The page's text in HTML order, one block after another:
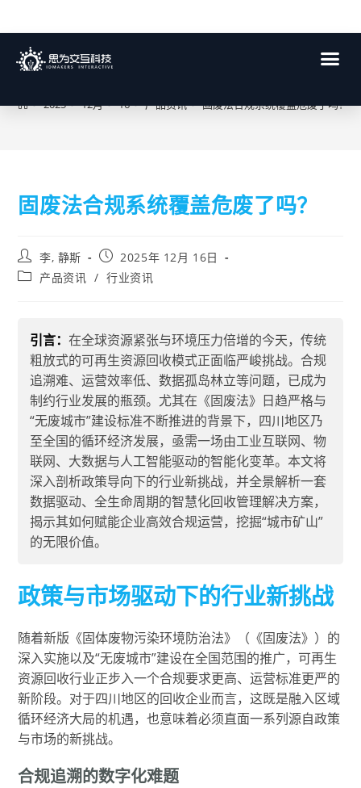
博客
> 2025 > 12月 > 16 > 产品资讯 > 固废法合规系统覆盖危废了吗？
固废法合规系统覆盖危废了吗？
李, 静斯
2025年 12月 16日
产品资讯 / 行业资讯
引言：在全球资源紧张与环境压力倍增的今天，传统
粗放式的可再生资源回收模式正面临严峻挑战。合规
追溯难、运营效率低、数据孤岛林立等问题，已成为
制约行业发展的瓶颈。尤其在《固废法》日趋严格与
“无废城市”建设标准不断推进的背景下，四川地区乃
至全国的循环经济发展，亟需一场由工业互联网、物
联网、大数据与人工智能驱动的智能化变革。本文将
深入剖析政策导向下的行业新挑战，并全景解析一套
数据驱动、全生命周期的智慧化回收管理解决方案，
揭示其如何赋能企业高效合规运营，挖掘“城市矿山”
的无限价值。
政策与市场驱动下的行业新挑战
随着新版《固体废物污染环境防治法》（《固废法》）的
深入实施以及“无废城市”建设在全国范围的推广，可再生
资源回收行业正步入一个合规要求更高、运营标准更严的
新阶段。对于四川地区的回收企业而言，这既是融入区域
循环经济大局的机遇，也意味着必须直面一系列源自政策
与市场的新挑战。
合规追溯的数字化难题